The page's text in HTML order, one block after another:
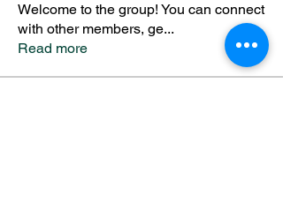
Welcome to the group! You can connect
with other members, ge...
Read more